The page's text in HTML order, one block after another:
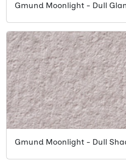
Gmund Moonlight - Dull
Gmund Moonlight - Dull